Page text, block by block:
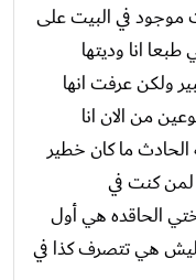
موجود في البيت على
انا وديتها
ولكن عرفت انها
من الان انا
الحادث ما كان خطير
لمن كنت في
الحاقده هي أول
هي تتصرف كذا في